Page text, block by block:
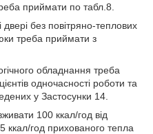
приймати по табл.8.
без повітряно-теплових
треба приймати з
обладнання треба
одночасності роботи та
у Застосунки 14.
100 ккал/год від
ккал/год прихованого тепла